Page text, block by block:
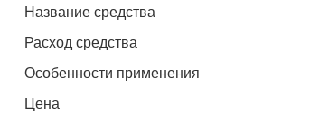
Название средства
Расход средства
Особенности применения
Цена